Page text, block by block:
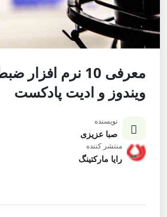
معرفی 10 نرم
ویندوز و ادیت پادکست
نویسنده
صبا عزیزی
منتشر کننده
رایا مارکتینگ